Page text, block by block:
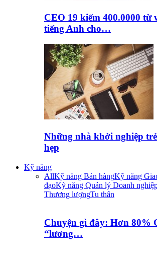
CEO 19 kiếm 400.0000 từ
tiếng Anh cho…
Những nhà khởi nghiệp
hẹp
Kỹ năng
AllKỹ năng Bán hàngKỹ năng
đạoKỹ năng Quản lý Doanh
Thương lượngTu thân
Chuyện gì đây: Hơn 80%
“lương…